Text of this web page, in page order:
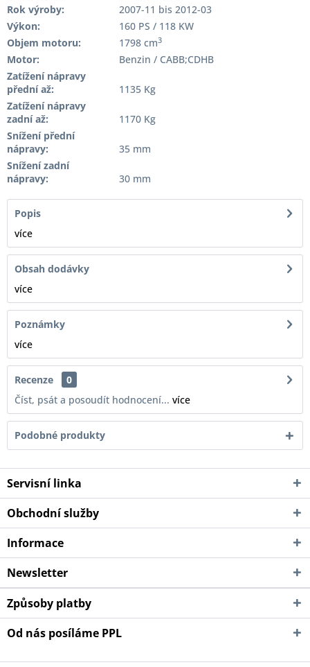
Rok výroby:
2007-11 bis 2012-03
Výkon:
160 PS / 118 KW
Objem motoru:
1798 cm3
Motor:
Benzin / CABB;CDHB
Zatížení nápravy
přední až:
1135 Kg
Zatížení nápravy
zadní až:
1170 Kg
Snížení přední
nápravy:
35 mm
Snížení zadní
nápravy:
30 mm
Popis
více
Obsah dodávky
více
Poznámky
více
Recenze
0
Číst, psát a posoudít hodnocení... více
Podobné produkty
Servisní linka
Obchodní služby
Informace
Newsletter
Způsoby platby
Od nás posíláme PPL